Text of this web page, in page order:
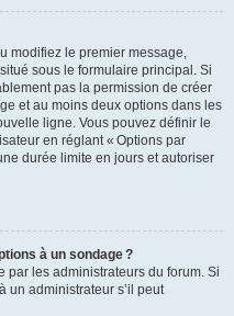
modifiez le premier message,
sous le formulaire principal. Si
pas la permission de créer
et au moins deux options dans les
ligne. Vous pouvez définir le
en réglant « Options par
durée limite en jours et autoriser
à un sondage ?
par les administrateurs du forum. Si
un administrateur s’il peut